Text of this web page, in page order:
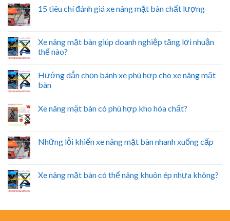
15 tiêu chí đánh giá xe nâng mặt bàn chất lượng
Xe nâng mặt bàn giúp doanh nghiệp tăng lợi nhuận
thế nào?
Hướng dẫn chọn bánh xe phù hợp cho xe nâng mặt
bàn
Xe nâng mặt bàn có phù hợp kho hóa chất?
Những lỗi khiến xe nâng mặt bàn nhanh xuống cấp
Xe nâng mặt bàn có thể nâng khuôn ép nhựa không?